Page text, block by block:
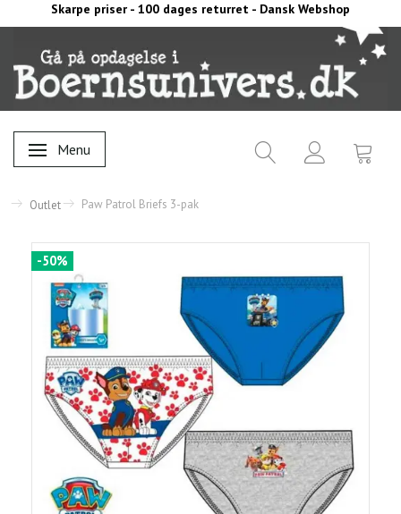
Skarpe priser - 100 dages returret - Dansk Webshop
Skifte navigation
Menu
Outlet Paw Patrol Briefs 3-pak
-50%